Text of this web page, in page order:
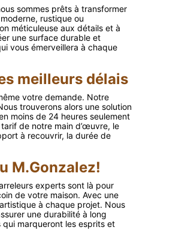
sommes prêts à transformer
rustique ou
méticuleuse aux détails et à
une surface durable et
vous émerveillera à chaque
meilleurs délais
votre demande. Notre
trouverons alors une solution
moins de 24 heures seulement
de notre main d’œuvre, le
à recouvrir, la durée de
M.Gonzalez!
experts sont là pour
de votre maison. Avec une
à chaque projet. Nous
une durabilité à long
marqueront les esprits et